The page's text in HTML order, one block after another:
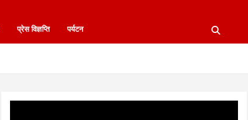
प्रेस विज्ञप्ति पर्यटन